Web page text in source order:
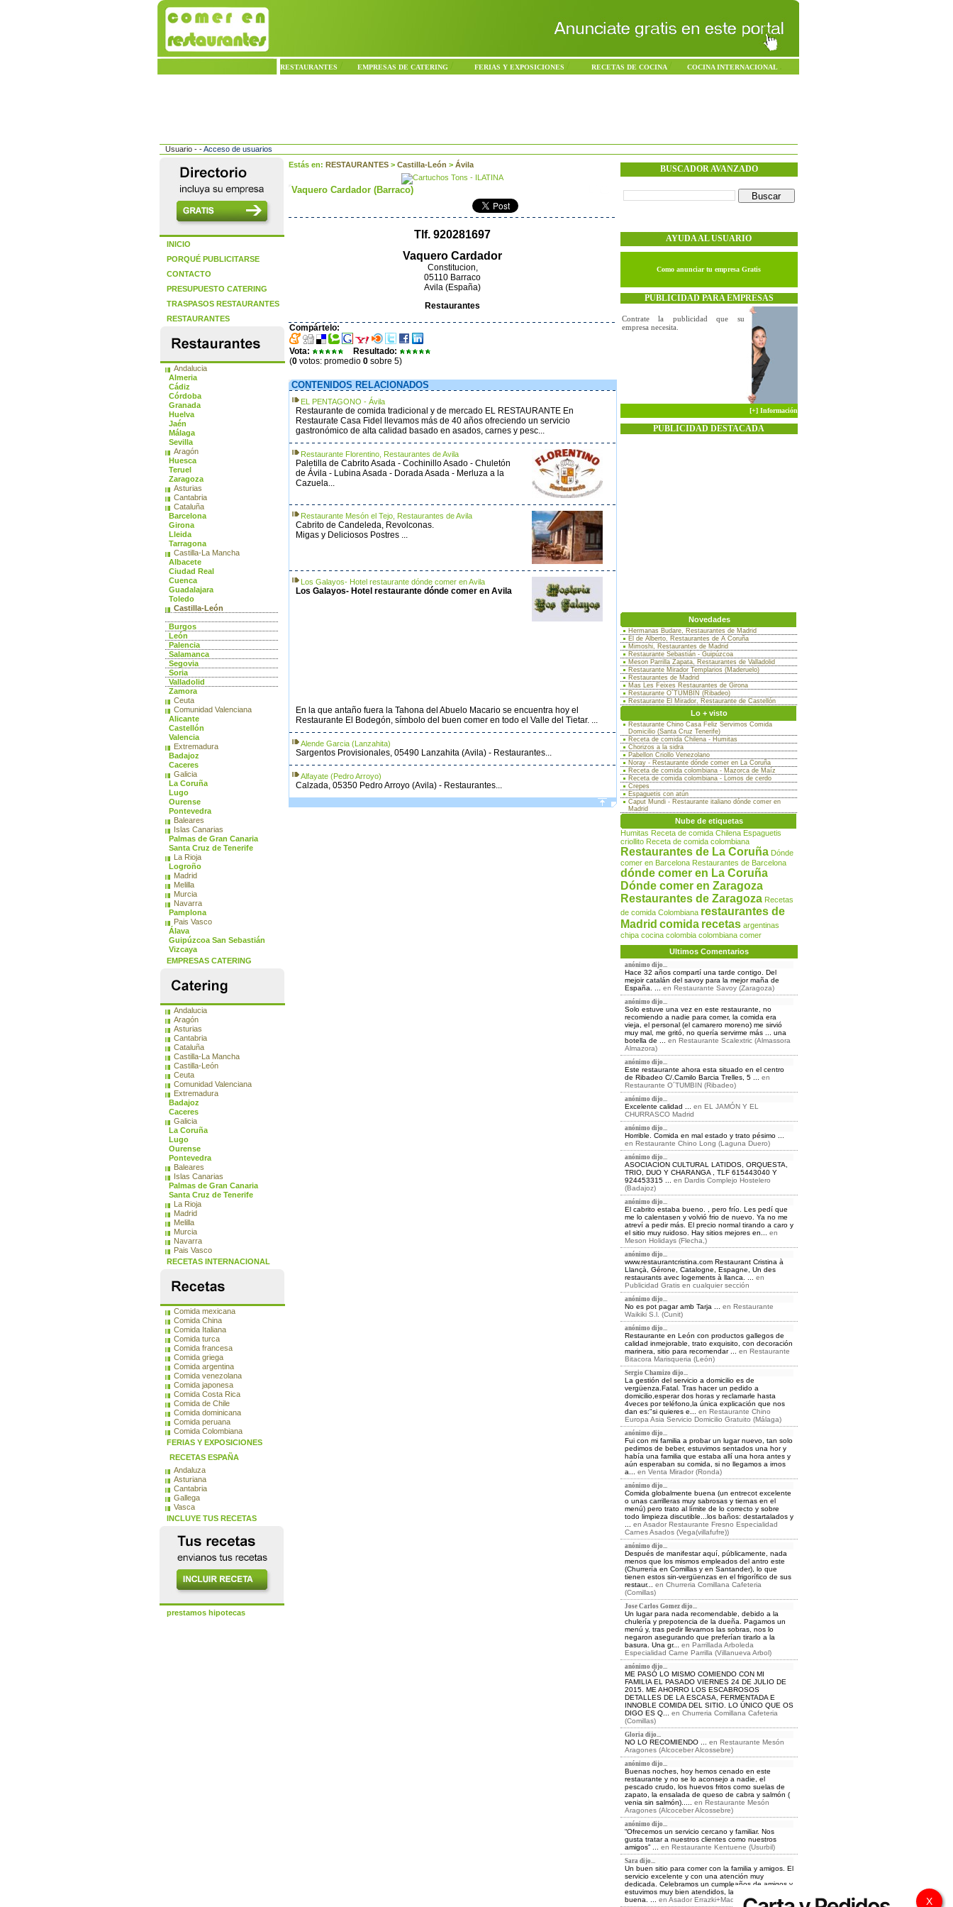
RESTAURANTES EMPRESAS DE CATERING FERIAS Y EXPOSICIONES RECETAS DE COCINA COCINA INTERNACIONAL
X
Usuario - -Acceso de usuarios
INICIO
PORQUÉ PUBLICITARSE
CONTACTO
PRESUPUESTO CATERING
TRASPASOS RESTAURANTES
RESTAURANTES
Andalucia
Almeria
Cádiz
Córdoba
Granada
Huelva
Jaén
Málaga
Sevilla
Aragón
Huesca
Teruel
Zaragoza
Asturias
Cantabria
Cataluña
Barcelona
Girona
Lleida
Tarragona
Castilla-La Mancha
Albacete
Ciudad Real
Cuenca
Guadalajara
Toledo
Castilla-León
Burgos
León
Palencia
Salamanca
Segovia
Soria
Valladolid
Zamora
Ceuta
Comunidad Valenciana
Alicante
Castellón
Valencia
Extremadura
Badajoz
Caceres
Galicia
La Coruña
Lugo
Ourense
Pontevedra
Baleares
Islas Canarias
Palmas de Gran Canaria
Santa Cruz de Tenerife
La Rioja
Logroño
Madrid
Melilla
Murcia
Navarra
Pamplona
Pais Vasco
Álava
Guipúzcoa San Sebastián
Vizcaya
EMPRESAS CATERING
Andalucia
Aragón
Asturias
Cantabria
Cataluña
Castilla-La Mancha
Castilla-León
Ceuta
Comunidad Valenciana
Extremadura
Badajoz
Caceres
Galicia
La Coruña
Lugo
Ourense
Pontevedra
Baleares
Islas Canarias
Palmas de Gran Canaria
Santa Cruz de Tenerife
La Rioja
Madrid
Melilla
Murcia
Navarra
Pais Vasco
RECETAS INTERNACIONAL
Comida mexicana
Comida China
Comida Italiana
Comida turca
Comida francesa
Comida griega
Comida argentina
Comida venezolana
Comida japonesa
Comida Costa Rica
Comida de Chile
Comida dominicana
Comida peruana
Comida Colombiana
FERIAS Y EXPOSICIONES
RECETAS ESPAÑA
Andaluza
Asturiana
Cantabria
Gallega
Vasca
INCLUYE TUS RECETAS
prestamos hipotecas
Estás en: RESTAURANTES> Castilla-León > Ávila
Vaquero Cardador (Barraco)
Tlf. 920281697
Vaquero Cardador
Constitucion,
05110 Barraco
Avila (España)
Restaurantes
Compártelo:
Vota:
Resultado:
(0votos: promedio 0sobre 5)
CONTENIDOS RELACIONADOS
EL PENTAGONO - Ávila
Restaurante de comida tradicional y de mercado EL RESTAURANTE En
Restaurate Casa Fidel llevamos más de 40 años ofreciendo un servicio
gastronómico de alta calidad basado en asados, carnes y pesc...
Restaurante Florentino, Restaurantes de Avila
Paletilla de Cabrito Asada - Cochinillo Asado - Chuletón
de Ávila - Lubina Asada - Dorada Asada - Merluza a la
Cazuela...
Restaurante Mesón el Tejo, Restaurantes de Avila
Cabrito de Candeleda, Revolconas.
Migas y Deliciosos Postres ...
Los Galayos- Hotel restaurante dónde comer en Avila
Los Galayos- Hotel restaurante dónde comer en Avila
En la que antaño fuera la Tahona del Abuelo Macario se encuentra hoy el
Restaurante El Bodegón, símbolo del buen comer en todo el Valle del Tietar. ...
Alende Garcia (Lanzahita)
Sargentos Provisionales, 05490 Lanzahita (Avila) - Restaurantes...
Alfayate (Pedro Arroyo)
Calzada, 05350 Pedro Arroyo (Avila) - Restaurantes...
BUSCADOR AVANZADO
AYUDA AL USUARIO
Como anunciar tu empresa Gratis
PUBLICIDAD PARA EMPRESAS
Contrate la publicidad que su
empresa necesita.
[+] Información
PUBLICIDAD DESTACADA
Novedades
Hermanas Budare, Restaurantes de Madrid
El de Alberto, Restaurantes de A Coruña
Mimoshi, Restaurantes de Madrid
Restaurante Sebastián - Guipúzcoa
Meson Parrilla Zapata, Restaurantes de Valladolid
Restaurante Mirador Templarios (Maderuelo)
Restaurantes de Madrid
Mas Les Feixes Restaurantes de Girona
Restaurante O´TUMBIN (Ribadeo)
Restaurante El Mirador, Restaurante de Castellón
Lo + visto
Restaurante Chino Casa Feliz Servimos Comida
Domicilio (Santa Cruz Tenerife)
Receta de comida Chilena - Humitas
Chorizos a la sidra
Pabellon Criollo Venezolano
Noray - Restaurante dónde comer en La Coruña
Receta de comida colombiana - Mazorca de Maíz
Receta de comida colombiana - Lomos de cerdo
Crepes
Espaguetis con atún
Caput Mundi - Restaurante italiano dónde comer en
Madrid
Nube de etiquetas
Humitas Receta de comida Chilena Espaguetis
criollito Receta de comida colombiana
Restaurantes de La Coruña Dónde
comer en Barcelona Restaurantes de Barcelona
dónde comer en La Coruña
Dónde comer en Zaragoza
Restaurantes de Zaragoza Recetas
de comida Colombiana restaurantes de
Madrid comida recetas argentinas
chipa cocina colombia colombiana comer
Ultimos Comentarios
anónimo dijo...
Hace 32 años compartí una tarde contigo. Del
mejoir catalán del savoy para la mejor maña de
España. ... en Restaurante Savoy (Zaragoza)
anónimo dijo...
Solo estuve una vez en este restaurante, no
recomiendo a nadie para comer, la comida era
vieja, el personal (el camarero moreno) me sirvió
muy mal, me gritó, no quería servirme más ... una
botella de ... en Restaurante Scalextric (Almassora
Almazora)
anónimo dijo...
Este restaurante ahora esta situado en el centro
de Ribadeo C/.Camilo Barcia Trelles, 5 ... en
Restaurante O´TUMBIN (Ribadeo)
anónimo dijo...
Excelente calidad ... en EL JAMÓN Y EL
CHURRASCO Madrid
anónimo dijo...
Horrible. Comida en mal estado y trato pésimo ...
en Restaurante Chino Long (Laguna Duero)
anónimo dijo...
ASOCIACION CULTURAL LATIDOS, ORQUESTA,
TRIO, DUO Y CHARANGA , TLF 615443040 Y
924453315 ... en Dardis Complejo Hostelero
(Badajoz)
anónimo dijo...
El cabrito estaba bueno. , pero frío. Les pedí que
me lo calentasen y volvió frio de nuevo. Ya no me
atreví a pedir más. El precio normal tirando a caro y
el sitio muy ruidoso. Hay sitios mejores en... en
Meson Holidays (Flecha,)
anónimo dijo...
www.restaurantcristina.com Restaurant Cristina à
Llançà, Gérone, Catalogne, Espagne, Un des
restaurants avec logements à llanca. ... en
Publicidad Gratis en cualquier sección
anónimo dijo...
No es pot pagar amb Tarja ... en Restaurante
Waikiki S.l. (Cunit)
anónimo dijo...
Restaurante en León con productos gallegos de
calidad inmejorable, trato exquisito, con decoración
marinera, sitio para recomendar ... en Restaurante
Bitacora Marisqueria (León)
Sergio Chamizo dijo...
La gestión del servicio a domicilio es de
vergüenza.Fatal. Tras hacer un pedido a
domicilio,esperar dos horas y reclamarle hasta
4veces por teléfono,la única explicación que nos
dan es:"si quieres e... en Restaurante Chino
Europa Asia Servicio Domicilio Gratuito (Málaga)
anónimo dijo...
Fui con mi familia a probar un lugar nuevo, tan solo
pedimos de beber, estuvimos sentados una hor y
había una familia que estaba allí una hora antes y
aún esperaban su comida, si no llegamos a irnos
a... en Venta Mirador (Ronda)
anónimo dijo...
Comida globalmente buena (un entrecot excelente
o unas carrilleras muy sabrosas y tiernas en el
menú) pero trato al límite de lo correcto y sobre
todo limpieza discutible...los baños: destartalados y
en Asador Restaurante Fresno Especialidad
Carnes Asados (Vega(villafufre))
anónimo dijo...
Después de manifestar aquí, públicamente, nada
menos que los mismos empleados del antro este
(Churrería en Comillas y en Santander), lo que
tienen estos sin-vergüenzas en el frigorífico de sus
restaur... en Churreria Comillana Cafeteria
(Comillas)
Jose Carlos Gomez dijo...
Un lugar para nada recomendable, debido a la
chulería y prepotencia de la dueña. Pagamos un
menú y, tras pedir llevarnos las sobras, nos lo
negaron asegurando que preferían tirarlo a la
basura. Una gr... en Parrillada Arboleda
Especialidad Carne Parrilla (Villanueva Arbol)
anónimo dijo...
ME PASÓ LO MISMO COMIENDO CON MI
FAMILIA EL PASADO VIERNES 24 DE JULIO DE
2015. ME AHORRO LOS ESCABROSOS
DETALLES DE LA ESCASA, FERMENTADA E
INNOBLE COMIDA DEL SITIO. LO ÚNICO QUE OS
DIGO ES Q... en Churreria Comillana Cafeteria
(Comillas)
Gloria dijo...
NO LO RECOMIENDO ... en Restaurante Mesón
Aragones (Alcoceber Alcossebre)
anónimo dijo...
Buenas noches, hoy hemos cenado en este
restaurante y no se lo aconsejo a nadie, el
pescado crudo, los huevos fritos como suelas de
zapato, la ensalada de queso de cabra y salmón (
venia sin salmón)..... en Restaurante Mesón
Aragones (Alcoceber Alcossebre)
anónimo dijo...
“Ofrecemos un servicio cercano y familiar. Nos
gusta tratar a nuestros clientes como nuestros
amigos” ... en Restaurante Kentuene (Usurbil)
Sara dijo...
Un buen sitio para comer con la familia y amigos. El
servicio excelente y con una atención muy
dedicada. Celebramos un cumpleaños de amigos y
estuvimos muy bien atendidos, la comida muy
buena. ... en Asador Errazki+Madrid